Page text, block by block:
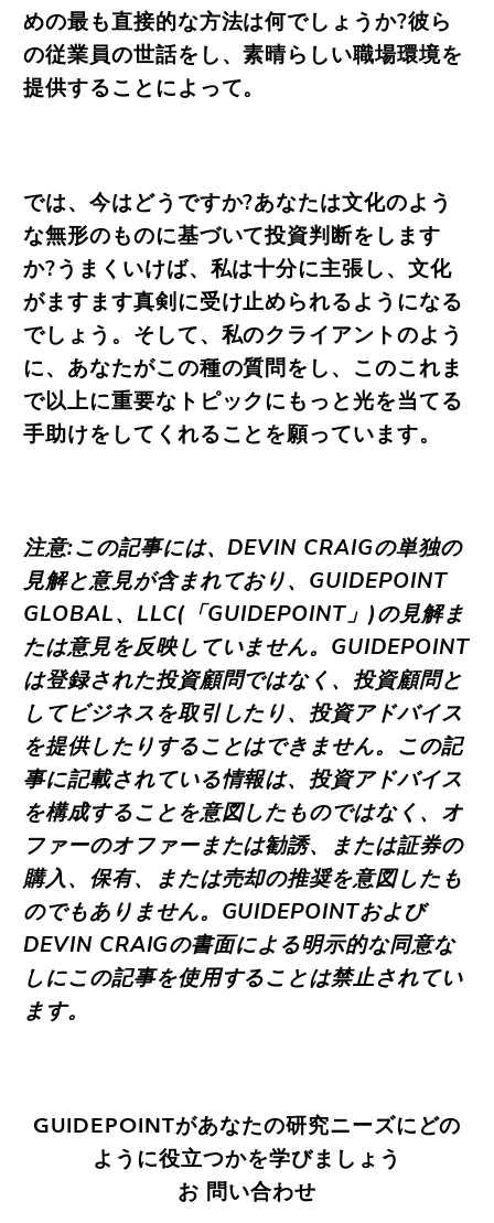
めの最も直接的な方法は何でしょうか?彼ら
の従業員の世話をし、素晴らしい職場環境を
提供することによって。
では、今はどうですか?あなたは文化のよう
な無形のものに基づいて投資判断をします
か?うまくいけば、私は十分に主張し、文化
がますます真剣に受け止められるようになる
でしょう。そして、私のクライアントのよう
に、あなたがこの種の質問をし、このこれま
で以上に重要なトピックにもっと光を当てる
手助けをしてくれることを願っています。
注意:この記事には、DEVIN CRAIGの単独の
見解と意見が含まれており、GUIDEPOINT
GLOBAL、LLC(「GUIDEPOINT」)の見解ま
たは意見を反映していません。GUIDEPOINT
は登録された投資顧問ではなく、投資顧問と
してビジネスを取引したり、投資アドバイス
を提供したりすることはできません。この記
事に記載されている情報は、投資アドバイス
を構成することを意図したものではなく、オ
ファーのオファーまたは勧誘、または証券の
購入、保有、または売却の推奨を意図したも
のでもありません。GUIDEPOINTおよび
DEVIN CRAIGの書面による明示的な同意な
しにこの記事を使用することは禁止されてい
ます。
GUIDEPOINTがあなたの研究ニーズにどの
ように役立つかを学びましょう
お 問い合わせ